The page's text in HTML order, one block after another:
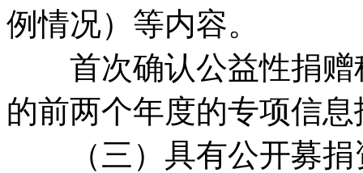
例情况）等内容。
首次确认公益性捐赠
的前两个年度的专项信息
（三）具有公开募捐